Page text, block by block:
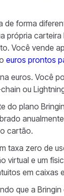
de forma
própria carteira
Você vende
euros prontos
euros. Você
ou
do plano
cartão.
taxa zero de
virtual e um
em caixas
que a